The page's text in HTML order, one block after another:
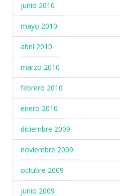
junio 2010
mayo 2010
abril 2010
marzo 2010
febrero 2010
enero 2010
diciembre 2009
noviembre 2009
octubre 2009
junio 2009